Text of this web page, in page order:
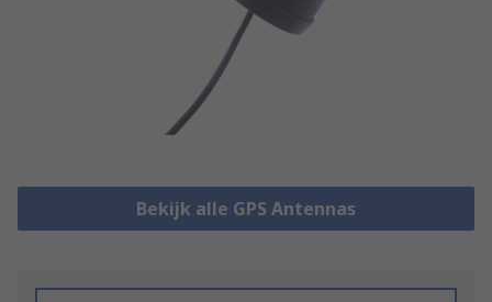
Bekijk alle GPS Antennas